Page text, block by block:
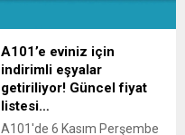
malzemeleri ayni yardım
şeklinde verilecek. Bu
yardım karşılığında çek,
kupon ve benzeri ödeme
araçları kullanılmayacak ve
A101’e eviniz için
indirimli eşyalar
getiriliyor! Güncel fiyat
listesi…
A101'de 6 Kasım Perşembe